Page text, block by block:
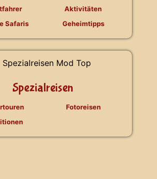
Safaris
Aktivitäten
Geheimtipps
Spezialreisen
Fotoreisen